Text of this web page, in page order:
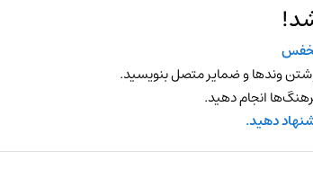
وندها و ضمایر متصل بنویسید.
انجام دهید.
دهید.